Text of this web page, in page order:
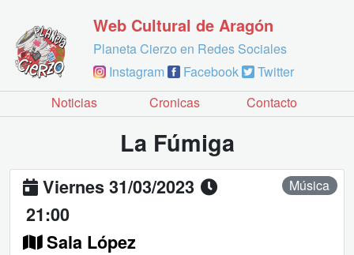
Web Cultural de Aragón
Planeta Cierzo en Redes Sociales
Instagram
Facebook
Twitter
Noticias
Cronicas Contacto
La Fúmiga
Viernes 31/03/2023
21:00
Sala López
Música